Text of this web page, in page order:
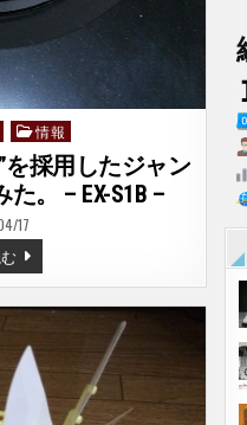
情報
採用したジャン
。 – EX-S1B –
17
憧
れ
の”ウ
ド
ー
ン”を
採